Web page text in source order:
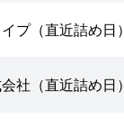
プ（直近詰め日）
社（直近詰め日）